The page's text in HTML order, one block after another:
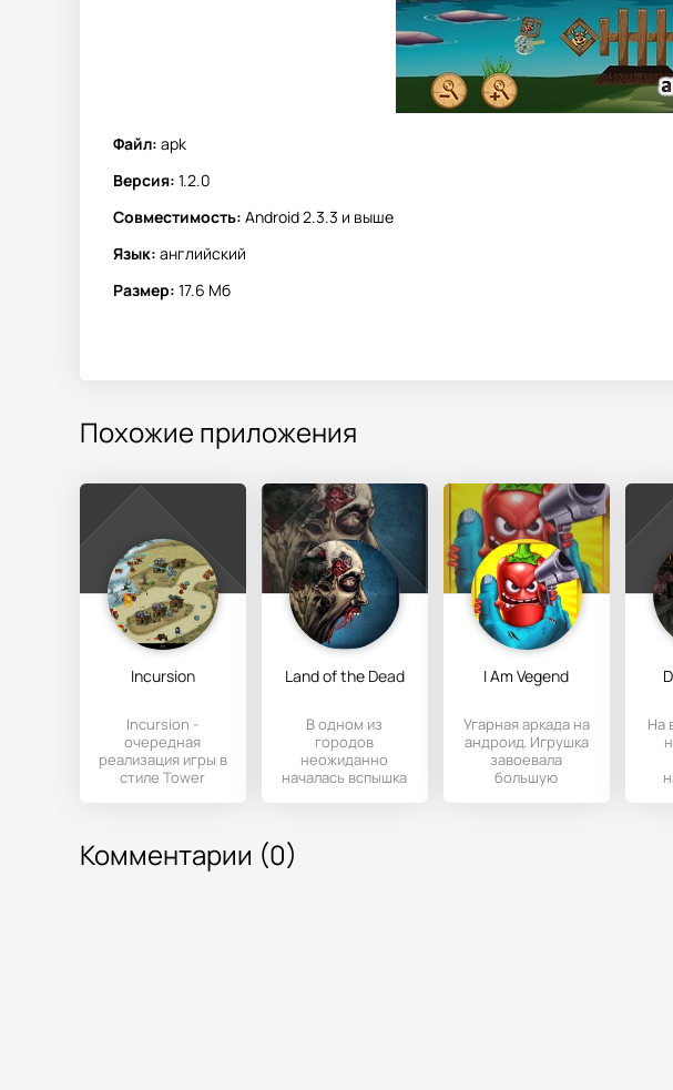
Файл: apk
Версия: 1.2.0
Совместимость: Android 2.3.3 и выше
Язык: английский
Размер: 17.6 Мб
Похожие приложения
Incursion
Incursion -
очередная
реализация игры в
стиле Tower
Land of the Dead
В одном из
городов
неожиданно
началась вспышка
I Am Vegend
Угарная аркада на
андроид. Игрушка
завоевала
большую
На
Комментарии (0)